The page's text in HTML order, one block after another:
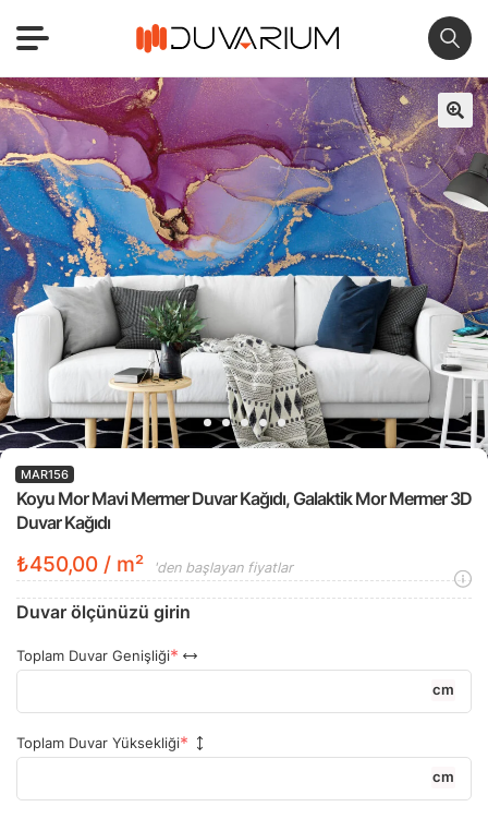
🔍
Koyu Mor Mavi Mermer Duvar Kağıdı, Galaktik Mor Mermer 3D
Duvar Kağıdı
MAR156
₺450,00 / m² 'den başlayan fiyatlar
Duvar ölçünüzü girin
Toplam Duvar Genişliği
cm
Toplam Duvar Yüksekliği
cm